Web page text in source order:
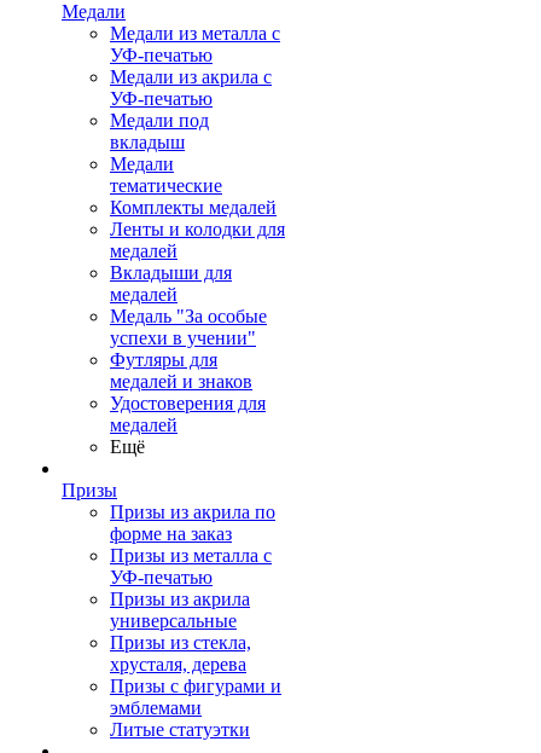
Медали
Медали из металла с
УФ-печатью
Медали из акрила с
УФ-печатью
Медали под
вкладыш
Медали
тематические
Комплекты медалей
Ленты и колодки для
медалей
Вкладыши для
медалей
Медаль "За особые
успехи в учении"
Футляры для
медалей и знаков
Удостоверения для
медалей
Ещё
Призы
Призы из акрила по
форме на заказ
Призы из металла с
УФ-печатью
Призы из акрила
универсальные
Призы из стекла,
хрусталя, дерева
Призы с фигурами и
эмблемами
Литые статуэтки